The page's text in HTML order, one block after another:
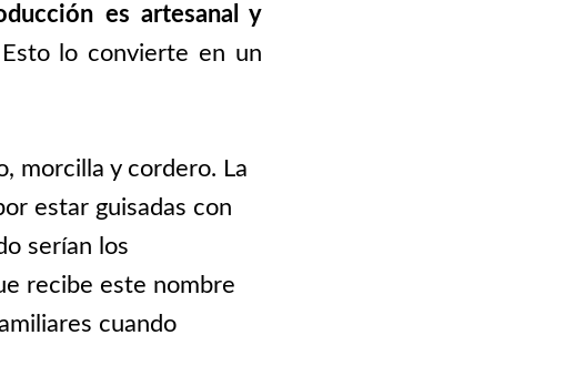
es artesanal y
lo convierte en un
morcilla y cordero. La
estar guisadas con
serían los
recibe este nombre
cuando